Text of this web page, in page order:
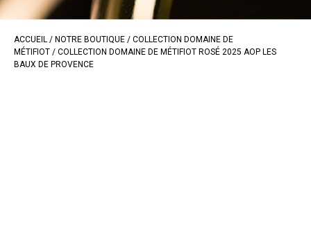
ACCUEIL / NOTRE BOUTIQUE / COLLECTION DOMAINE DE
MÉTIFIOT / COLLECTION DOMAINE DE MÉTIFIOT ROSÉ 2025 AOP LES
BAUX DE PROVENCE